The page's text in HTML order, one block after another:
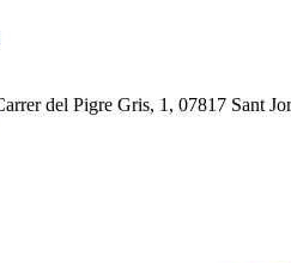
del Pigre Gris, 1, 07817 Sant